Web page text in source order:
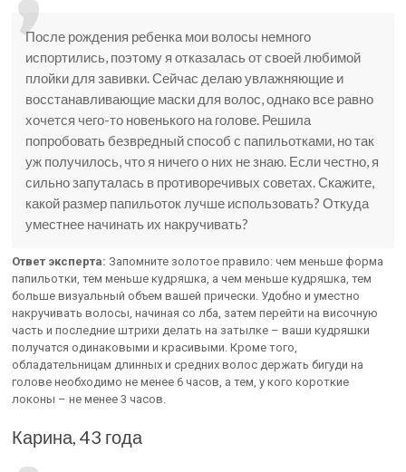
После рождения ребенка мои волосы немного
испортились, поэтому я отказалась от своей любимой
плойки для завивки. Сейчас делаю увлажняющие и
восстанавливающие маски для волос, однако все равно
хочется чего-то новенького на голове. Решила
попробовать безвредный способ с папильотками, но так
уж получилось, что я ничего о них не знаю. Если честно, я
сильно запуталась в противоречивых советах. Скажите,
какой размер папильоток лучше использовать? Откуда
уместнее начинать их накручивать?
Ответ эксперта: Запомните золотое правило: чем меньше форма
папильотки, тем меньше кудряшка, а чем меньше кудряшка, тем
больше визуальный объем вашей прически. Удобно и уместно
накручивать волосы, начиная со лба, затем перейти на височную
часть и последние штрихи делать на затылке – ваши кудряшки
получатся одинаковыми и красивыми. Кроме того,
обладательницам длинных и средних волос держать бигуди на
голове необходимо не менее 6 часов, а тем, у кого короткие
локоны – не менее 3 часов.
Карина, 43 года